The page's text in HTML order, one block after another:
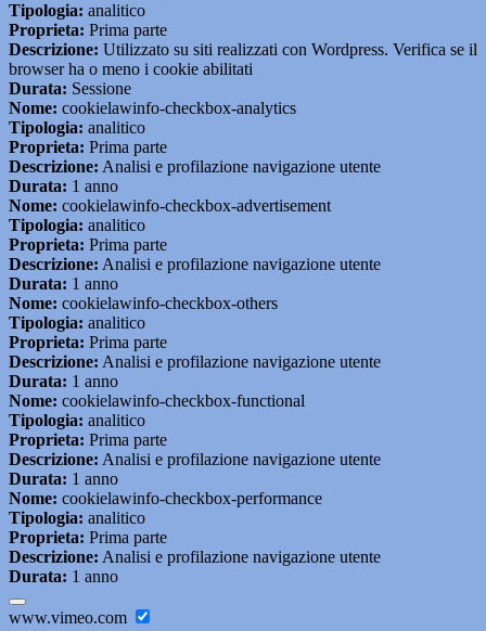
Tipologia: analitico
Proprieta: Prima parte
Descrizione: Utilizzato su siti realizzati con Wordpress. Verifica se il
browser ha o meno i cookie abilitati
Durata: Sessione
Nome: cookielawinfo-checkbox-analytics
Tipologia: analitico
Proprieta: Prima parte
Descrizione: Analisi e profilazione navigazione utente
Durata: 1 anno
Nome: cookielawinfo-checkbox-advertisement
Tipologia: analitico
Proprieta: Prima parte
Descrizione: Analisi e profilazione navigazione utente
Durata: 1 anno
Nome: cookielawinfo-checkbox-others
Tipologia: analitico
Proprieta: Prima parte
Descrizione: Analisi e profilazione navigazione utente
Durata: 1 anno
Nome: cookielawinfo-checkbox-functional
Tipologia: analitico
Proprieta: Prima parte
Descrizione: Analisi e profilazione navigazione utente
Durata: 1 anno
Nome: cookielawinfo-checkbox-performance
Tipologia: analitico
Proprieta: Prima parte
Descrizione: Analisi e profilazione navigazione utente
Durata: 1 anno
www.vimeo.com